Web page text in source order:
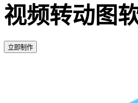
视频转动图
立即制作